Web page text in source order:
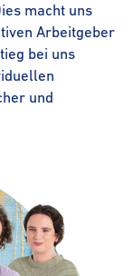
macht uns
Arbeitgeber
bei uns
und